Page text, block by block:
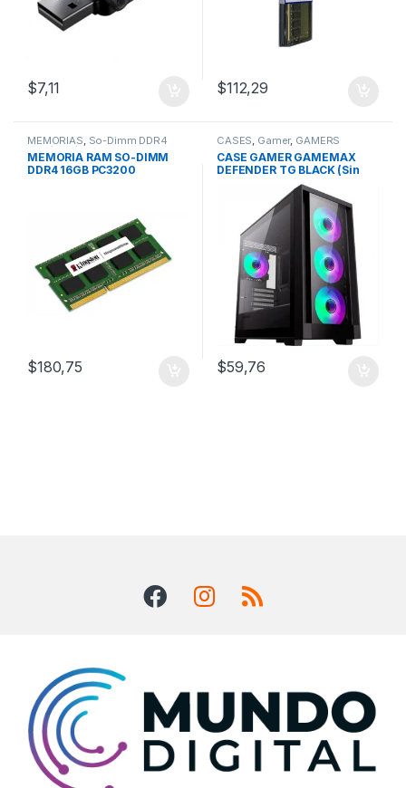
$7,11 $112,29
MEMORIAS, So-Dimm DDR4
4Gb/8Gb/16Gb
MEMORIA RAM SO-DIMM
DDR4 16GB PC3200
$180,75
CASES, Gamer, GAMERS
CASE GAMER GAMEMAX
DEFENDER TG BLACK (Sin
Fuente) 4 FAN RGB (Vidrio
$59,76